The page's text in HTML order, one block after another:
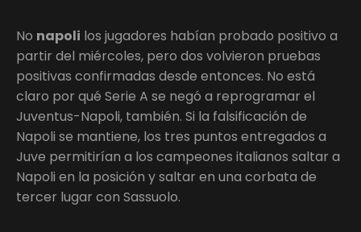
No napoli los jugadores habían probado positivo a
partir del miércoles, pero dos volvieron pruebas
positivas confirmadas desde entonces. No está
claro por qué Serie A se negó a reprogramar el
Juventus-Napoli, también. Si la falsificación de
Napoli se mantiene, los tres puntos entregados a
Juve permitirían a los campeones italianos saltar a
Napoli en la posición y saltar en una corbata de
tercer lugar con Sassuolo.